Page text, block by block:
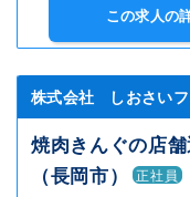
この求人の
株式会社 しおさいフ
焼肉きんぐの店
（長岡市）
正社員